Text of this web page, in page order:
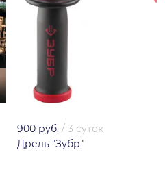
900 руб. / 3 суток
Дрель "Зубр"